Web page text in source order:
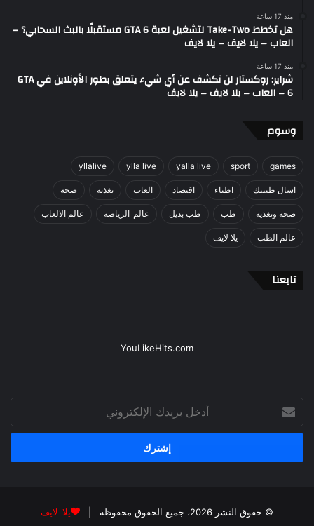
منذ 17 ساعة
هل تخطط Take-Two لتشغيل لعبة GTA 6 مستقبلًا بالبث السحابي؟ –
العاب – يلا لايف – يلا لايف
منذ 17 ساعة
شراير: روكستار لن تكشف عن أي شيء يتعلق بطور الأونلاين في GTA
6 – العاب – يلا لايف – يلا لايف
وسوم
games
sport
yalla live
ylla live
yllalive
اسال طبيبك اطباء اقتصاد العاب تغذية صحة
صحة وتغذية طب طب بديل عالم_الرياضة عالم الالعاب
عالم الطب يلا لايف
تابعنا
YouLikeHits.com
بريدك
الإلكتروني
© حقوق النشر 2026، جميع الحقوق محفوظة | يلا لايف